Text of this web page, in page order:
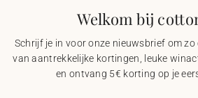
Welkom bij
Schrijf je in voor onze nieuwsbrief om
van aantrekkelijke kortingen, leuke
en ontvang 5€ korting op je